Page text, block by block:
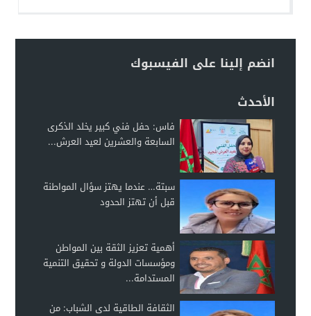
انضم إلينا على الفيسبوك
الأحدث
فاس: حفل فني كبير يخلد الذكرى
السابعة والعشرين لعيد العرش...
سبتة… عندما يهتز سؤال المواطنة
قبل أن تهتز الحدود
أهمية تعزيز الثقة بين المواطن
ومؤسسات الدولة و تحقيق التنمية
المستدامة...
الثقافة الطاقية لدى الشباب: من